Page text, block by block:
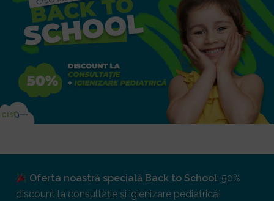
Oferta noastră specială Back to School: 50%
discount la consultație și igienizare pediatrică!